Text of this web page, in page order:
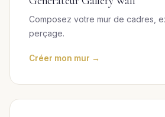
Composez votre mur de cadres,
perçage.
Créer mon mur →